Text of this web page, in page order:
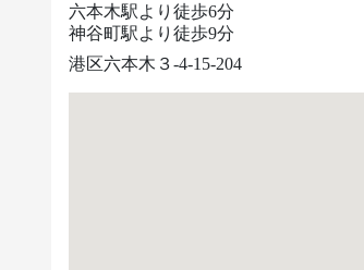
六本木駅より徒歩6分
神谷町駅より徒歩9分
港区六本木３-4-15-204